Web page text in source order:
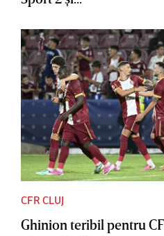
CFR CLUJ
Ghinion teribil pentru